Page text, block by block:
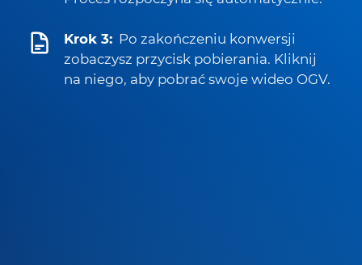
Krok 3: Po zakończeniu konwersji
zobaczysz przycisk pobierania. Kliknij
na niego, aby pobrać swoje wideo OGV.